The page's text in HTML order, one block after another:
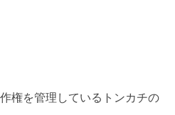
権を管理しているトンカチの